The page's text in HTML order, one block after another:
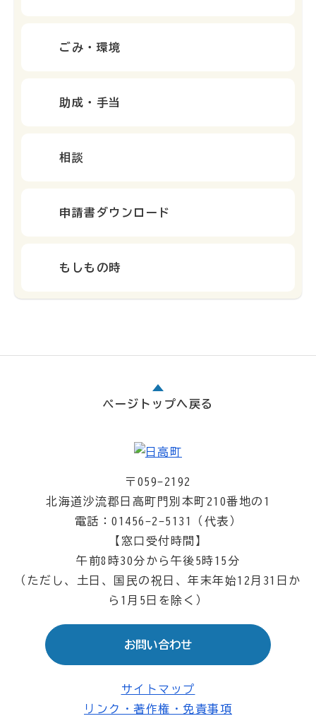
ごみ・環境
助成・手当
相談
申請書ダウンロード
もしもの時
ページトップへ戻る
〒059-2192
北海道沙流郡日高町門別本町210番地の1
電話：01456-2-5131（代表）
【窓口受付時間】
午前8時30分から午後5時15分
（ただし、土日、国民の祝日、年末年始12月31日か
ら1月5日を除く）
お問い合わせ
サイトマップ
リンク・著作権・免責事項